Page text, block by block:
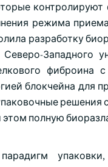
режима
разработку
Западного
фиброина
блокчейна для
решения
полную